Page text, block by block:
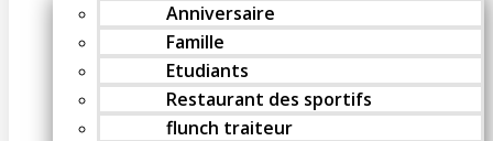
Anniversaire
Famille
Etudiants
Restaurant des sportifs
flunch traiteur